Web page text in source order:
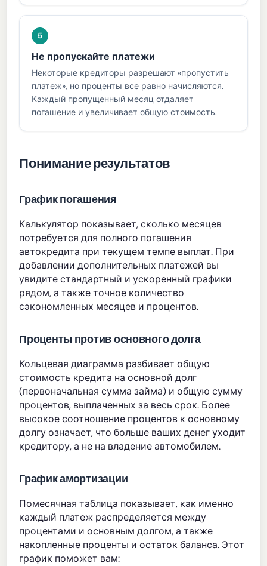
5
Не пропускайте платежи
Некоторые кредиторы разрешают «пропустить
платеж», но проценты все равно начисляются.
Каждый пропущенный месяц отдаляет
погашение и увеличивает общую стоимость.
Понимание результатов
График погашения
Калькулятор показывает, сколько месяцев
потребуется для полного погашения
автокредита при текущем темпе выплат. При
добавлении дополнительных платежей вы
увидите стандартный и ускоренный графики
рядом, а также точное количество
сэкономленных месяцев и процентов.
Проценты против основного долга
Кольцевая диаграмма разбивает общую
стоимость кредита на основной долг
(первоначальная сумма займа) и общую сумму
процентов, выплаченных за весь срок. Более
высокое соотношение процентов к основному
долгу означает, что больше ваших денег уходит
кредитору, а не на владение автомобилем.
График амортизации
Помесячная таблица показывает, как именно
каждый платеж распределяется между
процентами и основным долгом, а также
накопленные проценты и остаток баланса. Этот
график поможет вам: